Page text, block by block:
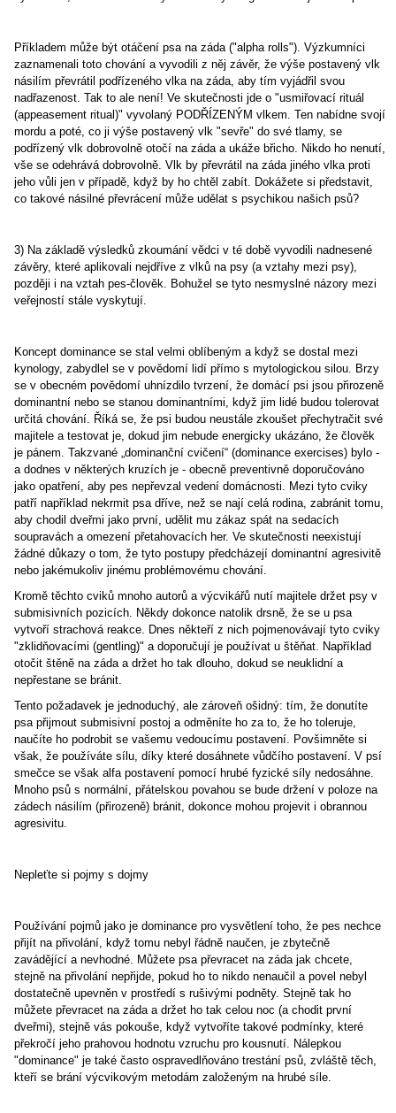
Příkladem může být otáčení psa na záda ("alpha rolls"). Výzkumníci
zaznamenali toto chování a vyvodili z něj závěr, že výše postavený vlk
násilím převrátil podřízeného vlka na záda, aby tím vyjádřil svou
nadřazenost. Tak to ale není! Ve skutečnosti jde o "usmiřovací rituál
(appeasement ritual)" vyvolaný PODŘÍZENÝM vlkem. Ten nabídne svojí
mordu a poté, co ji výše postavený vlk "sevře" do své tlamy, se
podřízený vlk dobrovolně otočí na záda a ukáže břicho. Nikdo ho nenutí,
vše se odehrává dobrovolně. Vlk by převrátil na záda jiného vlka proti
jeho vůli jen v případě, když by ho chtěl zabít. Dokážete si představit,
co takové násilné převrácení může udělat s psychikou našich psů?
3) Na základě výsledků zkoumání vědci v té době vyvodili nadnesené
závěry, které aplikovali nejdříve z vlků na psy (a vztahy mezi psy),
později i na vztah pes-člověk. Bohužel se tyto nesmyslné názory mezi
veřejností stále vyskytují.
Koncept dominance se stal velmi oblíbeným a když se dostal mezi
kynology, zabydlel se v povědomí lidí přímo s mytologickou silou. Brzy
se v obecném povědomí uhnízdilo tvrzení, že domácí psi jsou přirozeně
dominantní nebo se stanou dominantními, když jim lidé budou tolerovat
určitá chování. Říká se, že psi budou neustále zkoušet přechytračit své
majitele a testovat je, dokud jim nebude energicky ukázáno, že člověk
je pánem. Takzvané „dominanční cvičení“ (dominance exercises) bylo -
a dodnes v některých kruzích je - obecně preventivně doporučováno
jako opatření, aby pes nepřevzal vedení domácnosti. Mezi tyto cviky
patří například nekrmit psa dříve, než se nají celá rodina, zabránit tomu,
aby chodil dveřmi jako první, udělit mu zákaz spát na sedacích
soupravách a omezení přetahovacích her. Ve skutečnosti neexistují
žádné důkazy o tom, že tyto postupy předcházejí dominantní agresivitě
nebo jakémukoliv jinému problémovému chování.
Kromě těchto cviků mnoho autorů a výcvikářů nutí majitele držet psy v
submisivních pozicích. Někdy dokonce natolik drsně, že se u psa
vytvoří strachová reakce. Dnes někteří z nich pojmenovávají tyto cviky
"zklidňovacími (gentling)" a doporučují je používat u štěňat. Například
otočit štěně na záda a držet ho tak dlouho, dokud se neuklidní a
nepřestane se bránit.
Tento požadavek je jednoduchý, ale zároveň ošidný: tím, že donutíte
psa přijmout submisivní postoj a odměníte ho za to, že ho toleruje,
naučíte ho podrobit se vašemu vedoucímu postavení. Povšimněte si
však, že používáte sílu, díky které dosáhnete vůdčího postavení. V psí
smečce se však alfa postavení pomocí hrubé fyzické síly nedosáhne.
Mnoho psů s normální, přátelskou povahou se bude držení v poloze na
zádech násilím (přirozeně) bránit, dokonce mohou projevit i obrannou
agresivitu.
Nepleťte si pojmy s dojmy
Používání pojmů jako je dominance pro vysvětlení toho, že pes nechce
přijít na přivolání, když tomu nebyl řádně naučen, je zbytečně
zavádějící a nevhodné. Můžete psa převracet na záda jak chcete,
stejně na přivolání nepřijde, pokud ho to nikdo nenaučil a povel nebyl
dostatečně upevněn v prostředí s rušivými podněty. Stejně tak ho
můžete převracet na záda a držet ho tak celou noc (a chodit první
dveřmi), stejně vás pokouše, když vytvoříte takové podmínky, které
překročí jeho prahovou hodnotu vzruchu pro kousnutí. Nálepkou
"dominance" je také často ospravedlňováno trestání psů, zvláště těch,
kteří se brání výcvikovým metodám založeným na hrubé síle.